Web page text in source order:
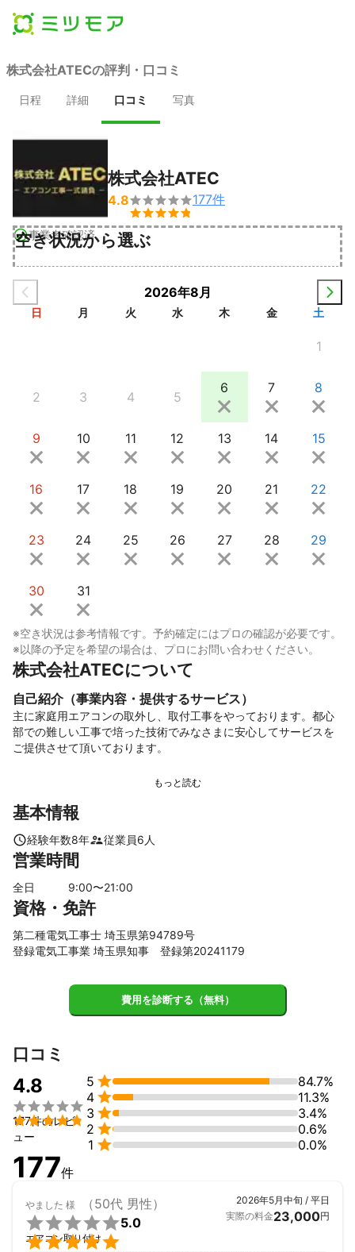
株式会社ATECの評判・口コミ
日程 詳細 口コミ 写真
事業者確認済
株式会社ATEC
4.8

177件
空き状況から選ぶ
2026年8月
日 月 火 水 木 金 土
1
2 3 4 5
6 7 8
9 10 11 12 13 14 15
16 17 18 19 20 21 22
23 24 25 26 27 28 29
30 31
※空き状況は参考情報です。予約確定にはプロの確認が必要です。
※以降の予定を希望の場合は、プロにお問い合わせください。
株式会社ATECについて
自己紹介（事業内容・提供するサービス）
主に家庭用エアコンの取外し、取付工事をやっております。都心
部での難しい工事で培った技術でみなさまに安心してサービスを
ご提供させて頂いております。
基本情報
経験年数8年 従業員6 人
営業時間
全日 9:00〜21:00
資格・免許
第二種電気工事士 埼玉県第94789号
登録電気工事業 埼玉県知事 登録第20241179
費用を診断する（無料）
口コミ
4.8


177件のレビ
ュー
5 
84.7%
4 
11.3%
3 
3.4%
2 
0.6%
1  0.0%
177件
やました 様 （50代 男性）


5.0
エアコン取り付け
2026年5月中旬 / 平日
実際の料金23,000円